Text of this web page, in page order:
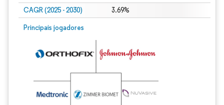
CAGR (2025 - 2030) 3.69%
Principais jogadores